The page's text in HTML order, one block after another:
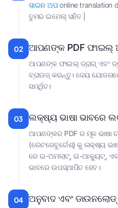
ସାଇନ ଅପ online
ତୁମର ଇମେଲ୍ ସହିତ |
02 ଆପଣଙ୍କ PDF ଫାଇଲ୍
ଆପଣଙ୍କ ଫାଇଲ୍ ଡ୍ରାଗ୍ ଏବଂ
ବ୍ରାଉଜ୍ କରନ୍ତୁ। ଦେୟ
ସମର୍ଥିତ।
03 ଲକ୍ଷ୍ୟ ଭାଷା ଭାବରେ
ଆପଣଙ୍କର PDF ର ମୂଳ ଭାଷା
(ଲେଟଜେବୁର୍ଗେଶ୍) କୁ ଲକ୍ଷ୍ୟ
ରେ ଇ-ଅମଲାଟ୍, ଇ-ଆକ୍ୟୁଟ୍,
ଭାବରେ ଉପସ୍ଥାପିତ ହେବ।
04 ଅନୁବାଦ ଏବଂ